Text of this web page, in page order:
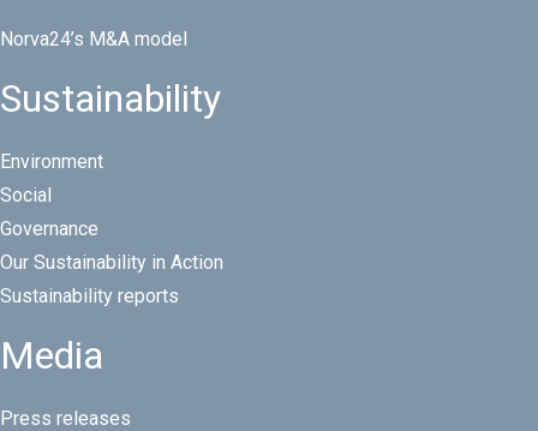
Norva24’s M&A model
Sustainability
Environment
Social
Governance
Our Sustainability in Action
Sustainability reports
Media
Press releases